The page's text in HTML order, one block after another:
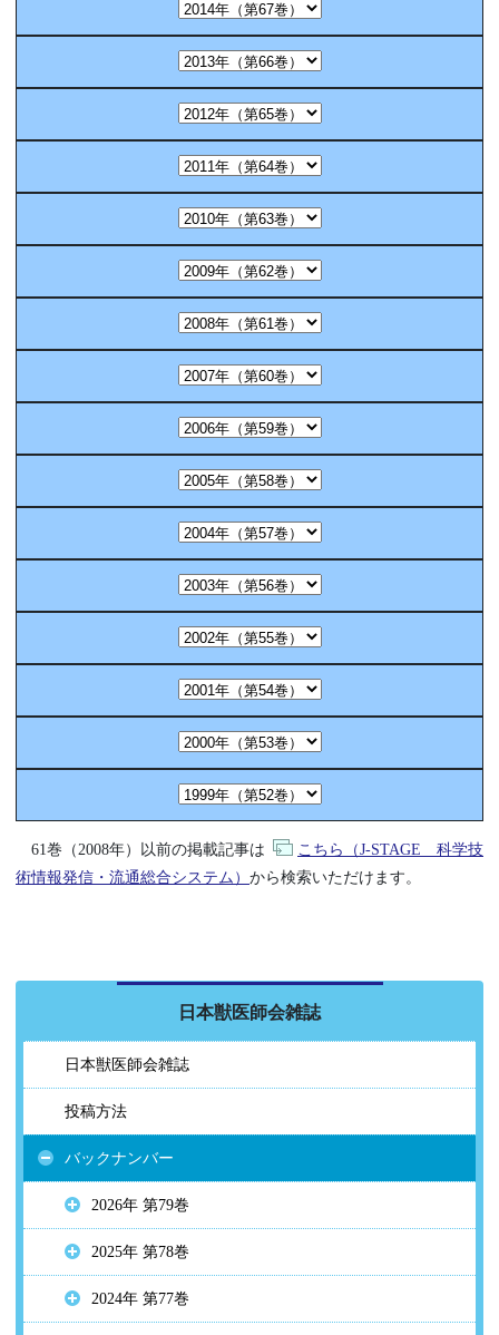
61巻（2008年）以前の掲載記事は
こちら（J-STAGE 科学技
術情報発信・流通総合システム） から検索いただけます。
日本獣医師会雑誌
日本獣医師会雑誌
投稿方法
バックナンバー
2026年 第79巻
2025年 第78巻
2024年 第77巻